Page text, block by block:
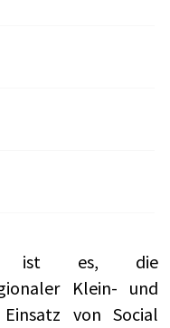
ist es, die
Klein- und
von Social